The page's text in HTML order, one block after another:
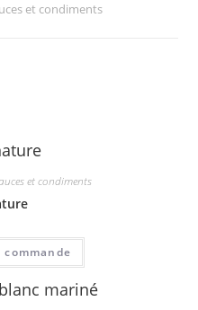
et condiments
et condiments